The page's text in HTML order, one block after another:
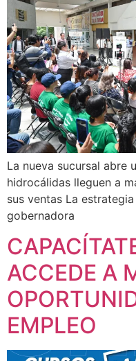
La nueva sucursal abre
hidrocálidas lleguen a
sus ventas La
gobernadora
ACCEDE A
EMPLEO